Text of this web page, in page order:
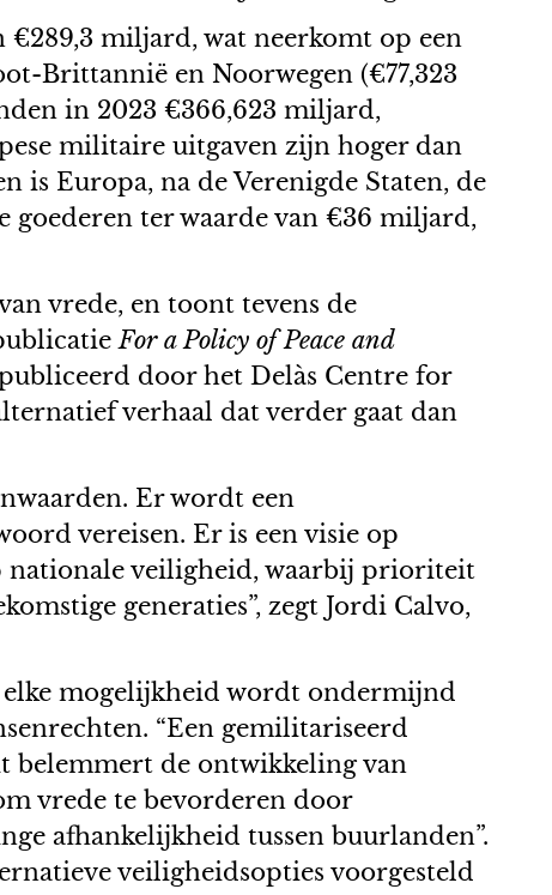
miljard, wat neerkomt op een
Brittannië en Noorwegen (€77,323
in 2023 €366,623 miljard,
militaire uitgaven zijn hoger dan
is Europa, na de Verenigde Staten, de
ter waarde van €36 miljard,
vrede, en toont tevens de
For a Policy of Peace and
door het Delàs Centre for
verhaal dat verder gaat dan
Er wordt een
vereisen. Er is een visie op
nationale veiligheid, waarbij prioriteit
generaties”, zegt Jordi Calvo,
elke mogelijkheid wordt ondermijnd
“Een gemilitariseerd
belemmert de ontwikkeling van
vrede te bevorderen door
afhankelijkheid tussen buurlanden”.
veiligheidsopties voorgesteld